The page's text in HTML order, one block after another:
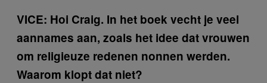
VICE: Hoi Craig. In het boek vecht je veel
aannames aan, zoals het idee dat vrouwen
om religieuze redenen nonnen werden.
Waarom klopt dat niet?